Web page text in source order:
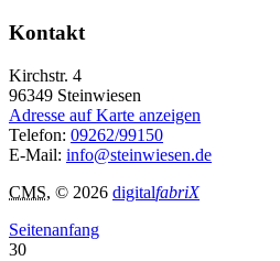
Kontakt
Kirchstr. 4
96349 Steinwiesen
Adresse auf Karte anzeigen
Telefon: 09262/99150
E-Mail: info@steinwiesen.de
CMS, © 2026 digitalfabriX
Seitenanfang
30